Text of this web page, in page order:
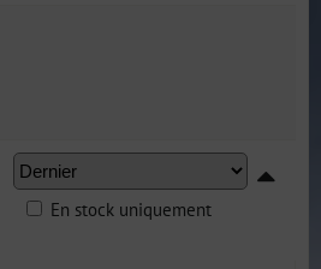
En stock uniquement